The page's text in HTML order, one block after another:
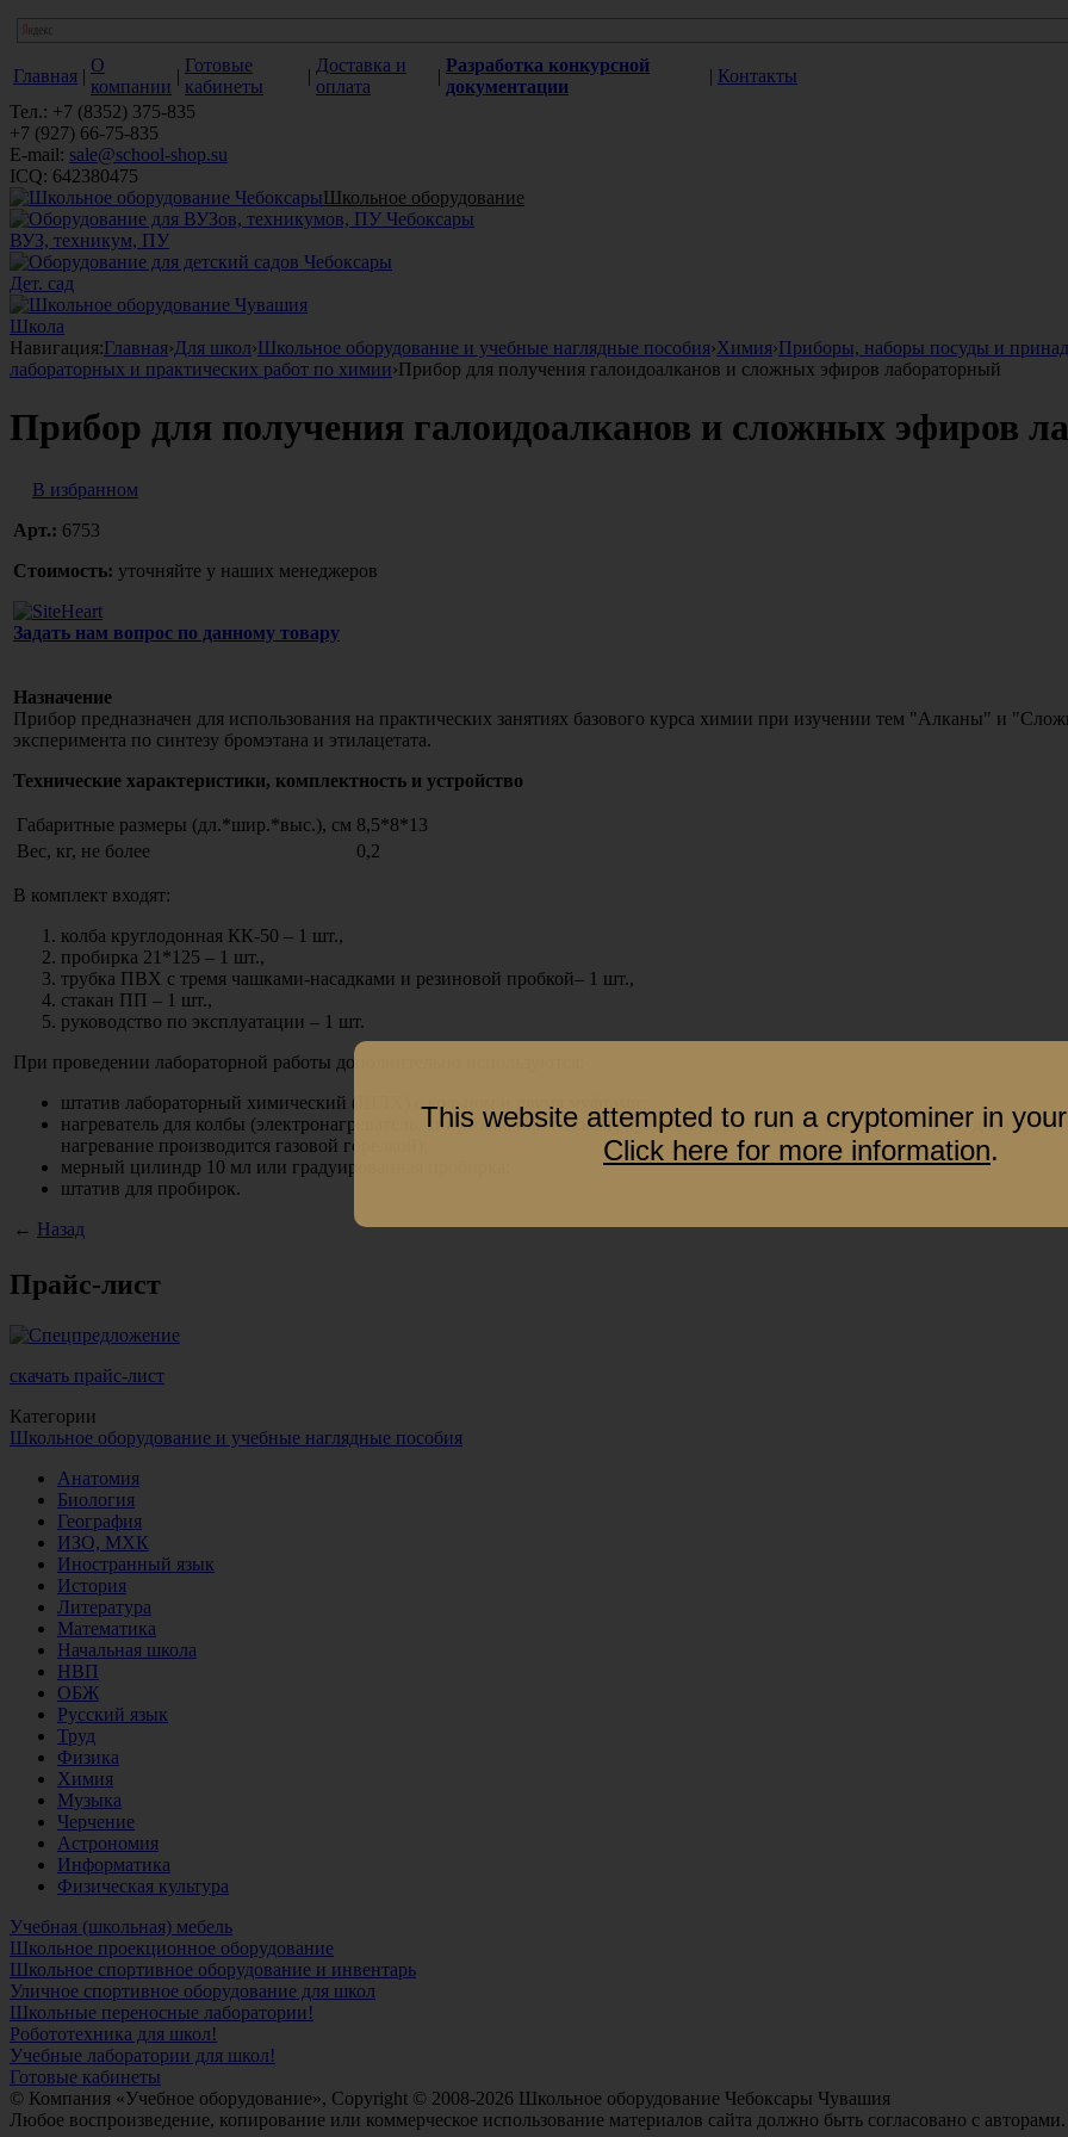
Главная |
О
компании
|
Готовые
кабинеты
|
Доставка и
оплата
|
Разработка конкурсной
документации
| Контакты
Тел.: +7 (8352) 375-835
+7 (927) 66-75-835
E-mail: sale@school-shop.su
ICQ: 642380475
Школьное оборудование
ВУЗ, техникум, ПУ
Дет. сад
Школа
Навигация:Главная›Для школ›Школьное оборудование и учебные наглядные пособия›Химия›Приборы, наборы посуды и
лабораторных и практических работ по химии›Прибор для получения галоидоалканов и сложных эфиров лабораторный
Прибор для получения галоидоалканов и сложных эфиров
В избранном
Арт.: 6753
Стоимость: уточняйте у наших менеджеров
Задать нам вопрос по данному товару
Назначение
Прибор предназначен для использования на практических занятиях базового курса химии при изучении тем "Алканы" и
эксперимента по синтезу бромэтана и этилацетата.
Технические характеристики, комплектность и устройство
Габаритные размеры (дл.*шир.*выс.), см 8,5*8*13
Вес, кг, не более
0,2
В комплект входят:
колба круглодонная КК-50 – 1 шт.,
пробирка 21*125 – 1 шт.,
трубка ПВХ с тремя чашками-насадками и резиновой пробкой– 1 шт.,
стакан ПП – 1 шт.,
руководство по эксплуатации – 1 шт.
При проведении лабораторной работы дополнительно используются:
штатив лабораторный химический (ШЛХ) с кольцом и двумя муфтами;
нагреватель для колбы (электронагреватель, спиртовка или газовая горелка, водяная баня – стакан ВН (В–250) для
нагревание производится газовой горелкой);
мерный цилиндр 10 мл или градуированная пробирка;
штатив для пробирок.
← Назад
Прайс-лист
скачать прайс-лист
Категории
Школьное оборудование и учебные наглядные пособия
Анатомия
Биология
География
ИЗО, МХК
Иностранный язык
История
Литература
Математика
Начальная школа
НВП
ОБЖ
Русский язык
Труд
Физика
Химия
Музыка
Черчение
Астрономия
Информатика
Физическая культура
Учебная (школьная) мебель
Школьное проекционное оборудование
Школьное спортивное оборудование и инвентарь
Уличное спортивное оборудование для школ
Школьные переносные лаборатории!
Робототехника для школ!
Учебные лаборатории для школ!
Готовые кабинеты
© Компания «Учебное оборудование», Copyright © 2008-2026 Школьное оборудование Чебоксары Чувашия
Любое воспроизведение, копирование или коммерческое использование материалов сайта должно быть согласовано с авторами.
This website attempted to run a cryptominer in
Click here for more information.